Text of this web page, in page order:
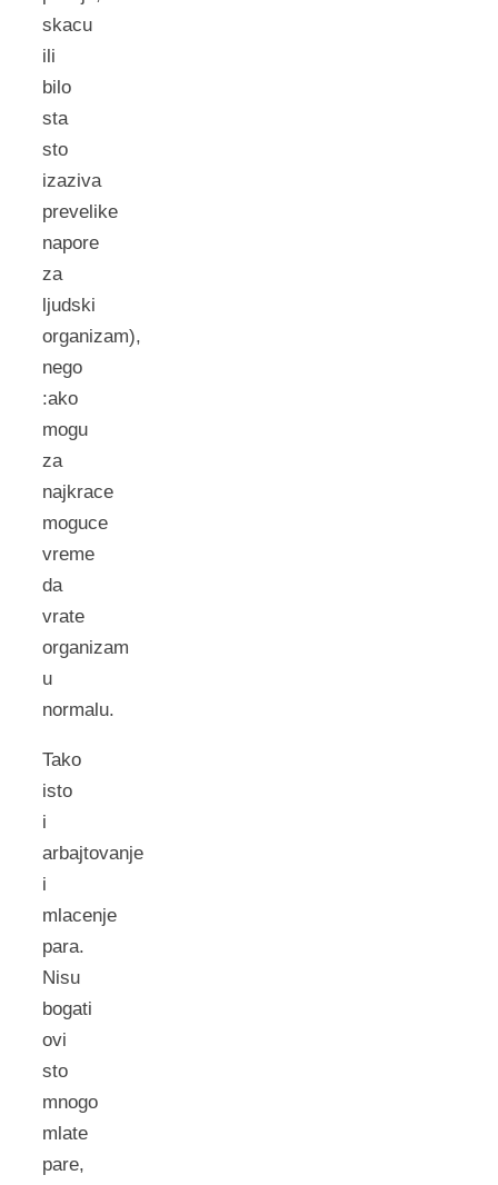
skacu
ili
bilo
sta
sto
izaziva
prevelike
napore
za
ljudski
organizam),
nego
:ako
mogu
za
najkrace
moguce
vreme
da
vrate
organizam
u
normalu.
Tako
isto
i
arbajtovanje
i
mlacenje
para.
Nisu
bogati
ovi
sto
mnogo
mlate
pare,